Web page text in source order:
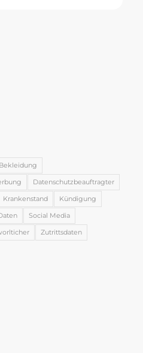
Bekleidung
Datenschutzbeauftragter
Krankenstand
Kündigung
Social Media
Zutrittsdaten